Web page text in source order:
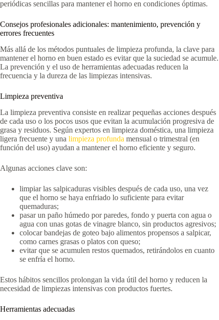
periódicas sencillas para mantener el horno en condiciones óptimas.
Consejos profesionales adicionales: mantenimiento, prevención y
errores frecuentes
Más allá de los métodos puntuales de limpieza profunda, la clave para
mantener el horno en buen estado es evitar que la suciedad se acumule.
La prevención y el uso de herramientas adecuadas reducen la
frecuencia y la dureza de las limpiezas intensivas.
Limpieza preventiva
La limpieza preventiva consiste en realizar pequeñas acciones después
de cada uso o los pocos usos que evitan la acumulación progresiva de
grasa y residuos. Según expertos en limpieza doméstica, una limpieza
ligera frecuente y una limpieza profunda mensual o trimestral (en
función del uso) ayudan a mantener el horno eficiente y seguro.
Algunas acciones clave son:
limpiar las salpicaduras visibles después de cada uso, una vez
que el horno se haya enfriado lo suficiente para evitar
quemaduras;
pasar un paño húmedo por paredes, fondo y puerta con agua o
agua con unas gotas de vinagre blanco, sin productos agresivos;
colocar bandejas de goteo bajo alimentos propensos a salpicar,
como carnes grasas o platos con queso;
evitar que se acumulen restos quemados, retirándolos en cuanto
se enfría el horno.
Estos hábitos sencillos prolongan la vida útil del horno y reducen la
necesidad de limpiezas intensivas con productos fuertes.
Herramientas adecuadas